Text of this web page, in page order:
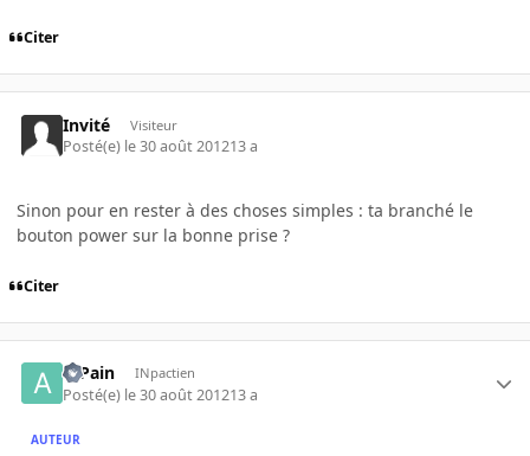
Citer
Invité Visiteur
Posté(e) le 30 août 201213 a
Sinon pour en rester à des choses simples : ta branché le
bouton power sur la bonne prise ?
Citer
atPain INpactien
Posté(e) le 30 août 201213 a
AUTEUR